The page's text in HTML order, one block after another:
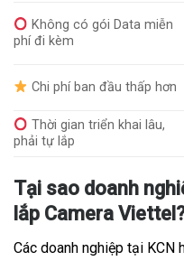
Không có gói Data miễn
phí đi kèm
Chi phí ban đầu thấp hơn
Thời gian triển khai lâu,
phải tự lắp
Tại sao doanh
lắp Camera
Các doanh nghiệp tại KCN